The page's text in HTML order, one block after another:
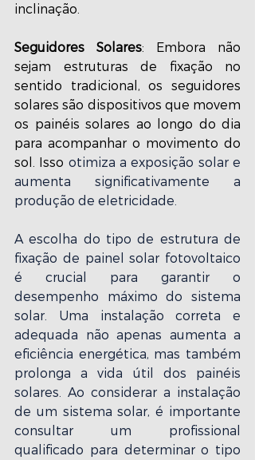
inclinação.
Seguidores Solares: Embora não
sejam estruturas de fixação no
sentido tradicional, os seguidores
solares são dispositivos que movem
os painéis solares ao longo do dia
para acompanhar o movimento do
sol. Isso otimiza a exposição solar e
aumenta significativamente a
produção de eletricidade.
A escolha do tipo de estrutura de
fixação de painel solar fotovoltaico
é crucial para garantir o
desempenho máximo do sistema
solar. Uma instalação correta e
adequada não apenas aumenta a
eficiência energética, mas também
prolonga a vida útil dos painéis
solares. Ao considerar a instalação
de um sistema solar, é importante
consultar um profissional
qualificado para determinar o tipo